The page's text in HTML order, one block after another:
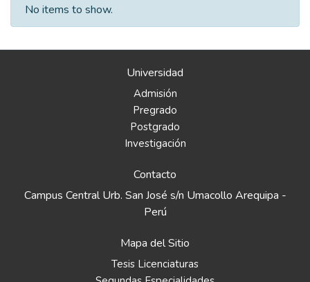
No items to show.
Universidad
Admisión
Pregrado
Postgrado
Investigación
Contacto
Campus Central Urb. San José s/n Umacollo Arequipa -
Perú
Mapa del Sitio
Tesis Licenciaturas